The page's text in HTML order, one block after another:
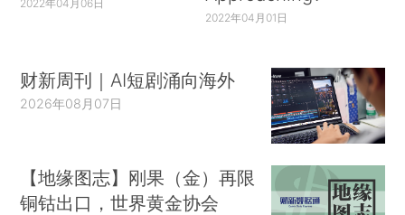
2022年04月06日
2022年04月01日
财新周刊｜AI短剧涌向海外
2026年08月07日
【地缘图志】刚果（金）再限
铜钴出口，世界黄金协会